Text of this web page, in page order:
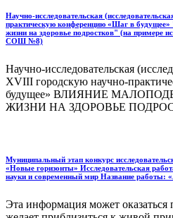
Научно-исследовательская
практическую конференцию «Шаг в
жизни на здоровье подростков" (на примере
СОШ №8)
Научно-исследовательская
XVIII городскую научно-
будущее» ВЛИЯНИЕ
ЖИЗНИ НА ЗДОРОВЬЕ
Муниципальный этап конкурс
«Новые горизонты» Исследовательская
науки и современный мир Название
Эта информация может оказаться